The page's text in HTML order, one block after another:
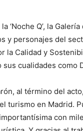
‘Noche Q’, la
y personajes del
la Calidad y
sus cualidades como
al término del
turismo en Madrid.
con